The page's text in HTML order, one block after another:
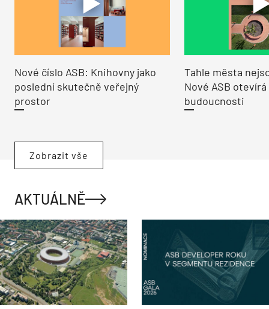
Nové číslo ASB: Knihovny jako
poslední skutečně veřejný
prostor
Tahle města
Nové ASB
budoucnosti
Zobrazit vše
AKTUÁLNĚ